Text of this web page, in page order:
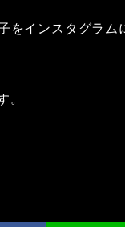
をインスタグラム
。